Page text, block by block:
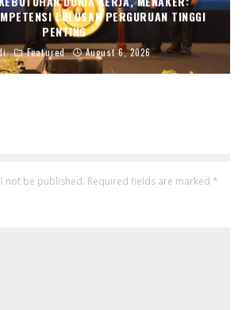
LULUSAN PERGURUAN TINGGI
PENTING
Featured August 6, 2026
not be published. Required fields are marked *